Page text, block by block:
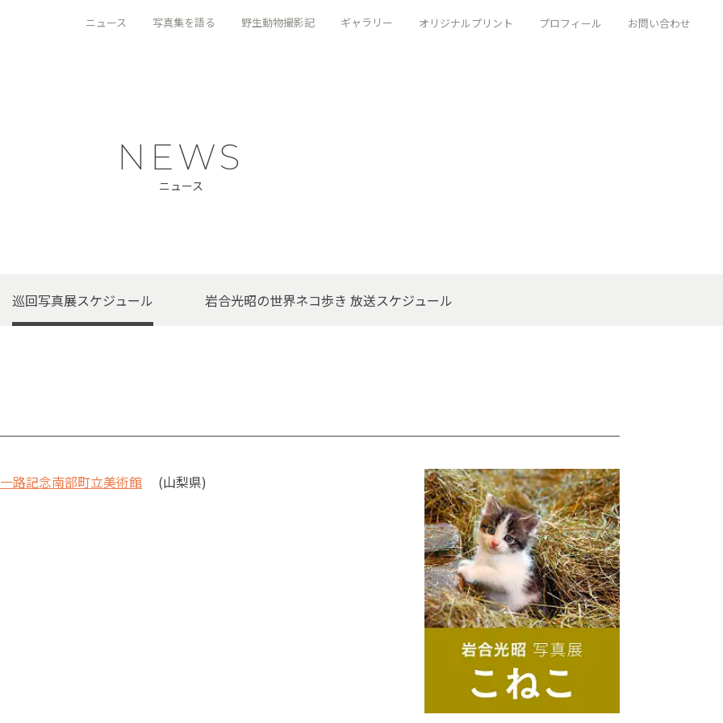
ニュース 写真集を語る 野生動物撮影記 ギャラリー オリジナルプリント プロフィール お問い合わせ
NEWS
ニュース
巡回写真展スケジュール 岩合光昭の世界ネコ歩き 放送スケジュール
路記念南部町立美術館 (山梨県)